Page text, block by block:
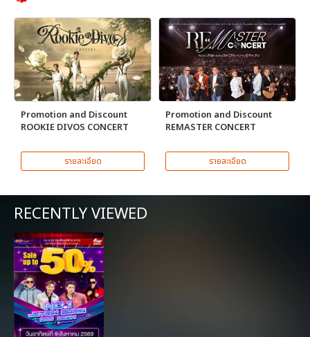
Promotion and Discount
ROOKIE DIVOS CONCERT
รายละเอียด
Promotion and Discount
REMASTER CONCERT
รายละเอียด
RECENTLY VIEWED